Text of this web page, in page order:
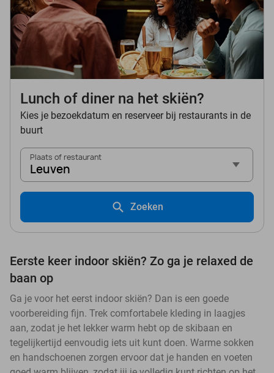
Lunch of diner na het skiën?
Kies je bezoekdatum en reserveer bij restaurants in de
buurt
Plaats of restaurant
Leuven
Zoeken
Eerste keer indoor skiën? Zo ga je relaxed de
baan op
Ga je voor het eerst indoor skiën? Dan is een goede
voorbereiding fijn. Trek comfortabele kleding in laagjes
aan, zodat je het lekker warm hebt op de skibaan en
tegelijkertijd eenvoudig iets uit kunt doen. Warme sokken
en handschoenen zorgen ervoor dat je handen en voeten